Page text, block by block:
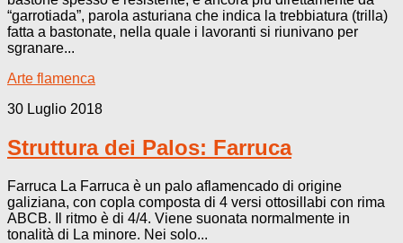
“garrotiada”, parola asturiana che indica la trebbiatura (trilla)
fatta a bastonate, nella quale i lavoranti si riunivano per
sgranare...
Arte flamenca
30 Luglio 2018
Struttura dei Palos: Farruca
Farruca La Farruca è un palo aflamencado di origine
galiziana, con copla composta di 4 versi ottosillabi con rima
ABCB. Il ritmo è di 4/4. Viene suonata normalmente in
tonalità di La minore. Nei solo...